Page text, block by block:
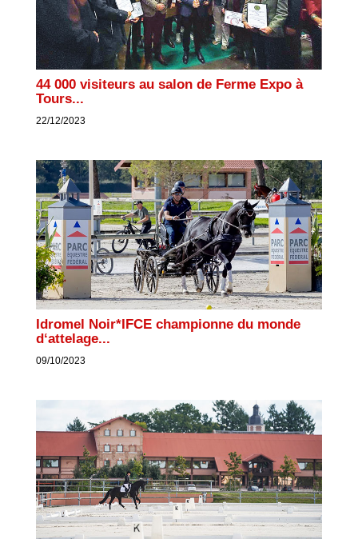
44 000 visiteurs au salon de Ferme Expo à
Tours...
22/12/2023
Idromel Noir*IFCE championne du monde
d‘attelage...
09/10/2023